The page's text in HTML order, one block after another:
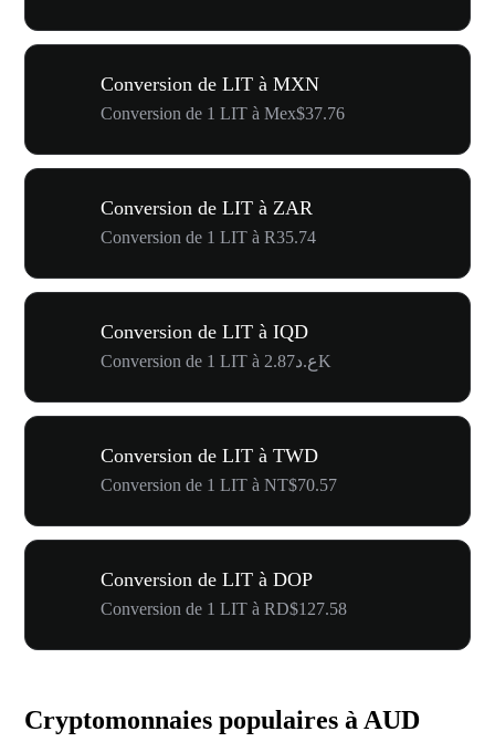
Conversion de LIT à MXN
Conversion de 1 LIT à Mex$37.76
Conversion de LIT à ZAR
Conversion de 1 LIT à R35.74
Conversion de LIT à IQD
Conversion de 1 LIT à ع.د2.87K
Conversion de LIT à TWD
Conversion de 1 LIT à NT$70.57
Conversion de LIT à DOP
Conversion de 1 LIT à RD$127.58
Cryptomonnaies populaires à AUD